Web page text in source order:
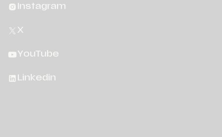
Instagram
X
YouTube
Linkedin